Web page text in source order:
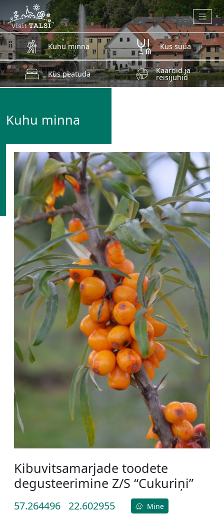
Skip to main content
Kuhu minna Kus süüa
Kus peatuda Kaardid ja
reisijuhid
Kuhu minna
Kibuvitsamarjade toodete
degusteerimine Z/S “Cukuriņi”
57.264496 22.602955 Mine